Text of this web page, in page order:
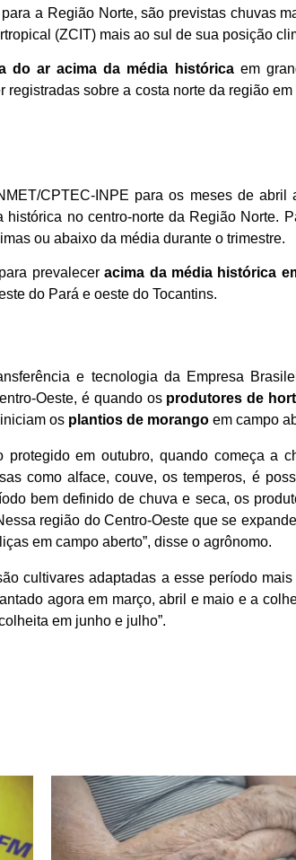
a Região Norte, são previstas chuvas
(ZCIT) mais ao sul de sua posição
do ar acima da média histórica em
registradas sobre a costa norte da região
CPTEC-INPE para os meses de
histórica no centro-norte da Região Norte.
ou abaixo da média durante o trimestre.
prevaleceracima da média histórica
do Pará e oeste do Tocantins.
e tecnologia da Empresa
Oeste, é quando os produtores de
os plantios de morango em campo
em outubro, quando começa a
como alface, couve, os temperos, é
bem definido de chuva e seca, os
região do Centro-Oeste que se
em campo aberto”, disse o agrônomo.
cultivares adaptadas a esse período
agora em março, abril e maio e a
em junho e julho”.